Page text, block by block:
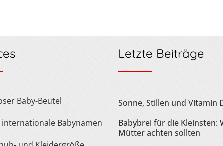
Baby-Beutel
internationale Babynamen
Letzte Beiträge
Sonne, Stillen und Vitamin
Babybrei für die Kleinsten:
Mütter achten sollten